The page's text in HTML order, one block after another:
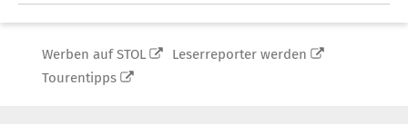
Werben auf STOL
Leserreporter werden
Tourentipps